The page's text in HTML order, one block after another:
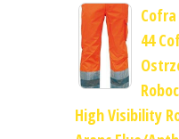
Cofra
44
High Visibility